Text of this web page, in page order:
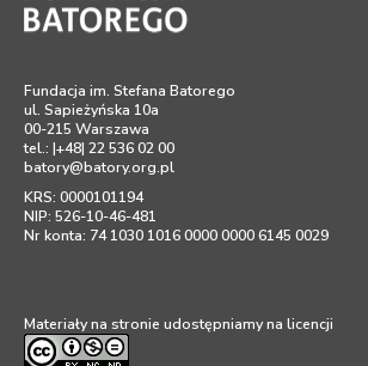
Fundacja im. Stefana Batorego
ul. Sapieżyńska 10a
00-215 Warszawa
tel.: |+48| 22 536 02 00
batory@batory.org.pl
KRS: 0000101194
NIP: 526-10-46-481
Nr konta: 74 1030 1016 0000 0000 6145 0029
Materiały na stronie udostępniamy na licencji